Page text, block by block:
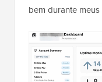
bem durante meus